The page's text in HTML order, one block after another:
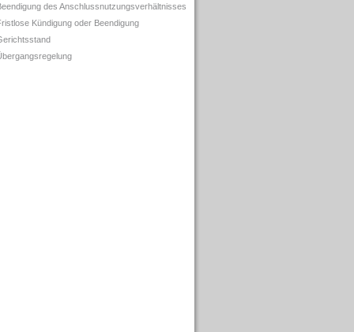
des Anschlussnutzungsverhältnisses
Kündigung oder Beendigung